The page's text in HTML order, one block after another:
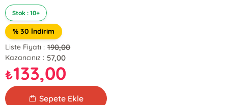
Stok : 10+
% 30 İndirim
Liste Fiyatı : 190,00
Kazancınız : 57,00
₺133,00
Sepete Ekle